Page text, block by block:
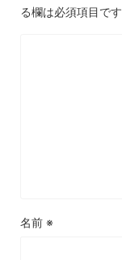
る欄は必須項目です
名前 ※